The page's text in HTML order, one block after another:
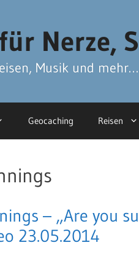
Nerze,
Musik und mehr…
Geocaching Reisen
– „Are you
23.05.2014